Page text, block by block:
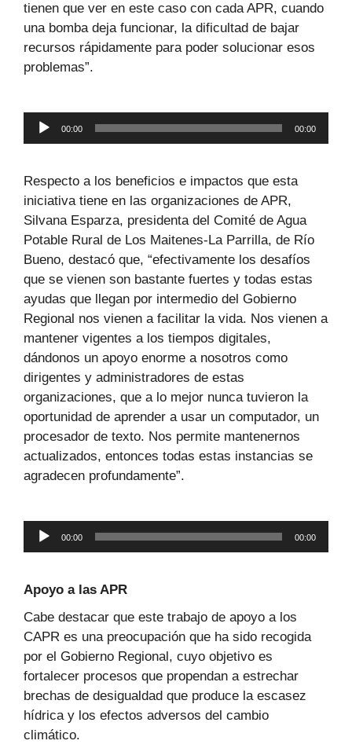
tienen que ver en este caso con cada APR, cuando
una bomba deja funcionar, la dificultad de bajar
recursos rápidamente para poder solucionar esos
problemas”.
Reproductor
de
00:00 00:00
Respecto a los beneficios e impactos que esta
iniciativa tiene en las organizaciones de APR,
Silvana Esparza, presidenta del Comité de Agua
Potable Rural de Los Maitenes-La Parrilla, de Río
Bueno, destacó que, “efectivamente los desafíos
que se vienen son bastante fuertes y todas estas
ayudas que llegan por intermedio del Gobierno
Regional nos vienen a facilitar la vida. Nos vienen a
mantener vigentes a los tiempos digitales,
dándonos un apoyo enorme a nosotros como
dirigentes y administradores de estas
organizaciones, que a lo mejor nunca tuvieron la
oportunidad de aprender a usar un computador, un
procesador de texto. Nos permite mantenernos
actualizados, entonces todas estas instancias se
agradecen profundamente”.
Reproductor
de
00:00 00:00
Apoyo a las APR
Cabe destacar que este trabajo de apoyo a los
CAPR es una preocupación que ha sido recogida
por el Gobierno Regional, cuyo objetivo es
fortalecer procesos que propendan a estrechar
brechas de desigualdad que produce la escasez
hídrica y los efectos adversos del cambio
climático.